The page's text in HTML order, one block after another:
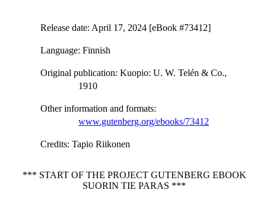
Release date: April 17, 2024 [eBook #73412]
Language: Finnish
Original publication: Kuopio: U. W. Telén & Co.,
1910
Other information and formats:
www.gutenberg.org/ebooks/73412
Credits: Tapio Riikonen
*** START OF THE PROJECT GUTENBERG EBOOK
SUORIN TIE PARAS ***